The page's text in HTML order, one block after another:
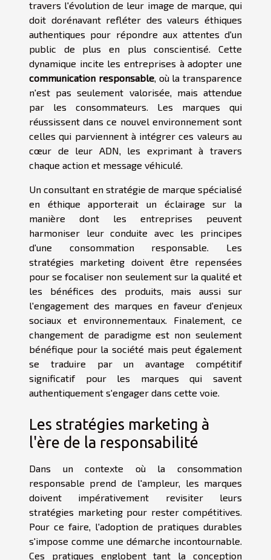
travers l'évolution de leur image de marque, qui
doit dorénavant refléter des valeurs éthiques
authentiques pour répondre aux attentes d'un
public de plus en plus conscientisé. Cette
dynamique incite les entreprises à adopter une
communication responsable, où la transparence
n'est pas seulement valorisée, mais attendue
par les consommateurs. Les marques qui
réussissent dans ce nouvel environnement sont
celles qui parviennent à intégrer ces valeurs au
cœur de leur ADN, les exprimant à travers
chaque action et message véhiculé.
Un consultant en stratégie de marque spécialisé
en éthique apporterait un éclairage sur la
manière dont les entreprises peuvent
harmoniser leur conduite avec les principes
d'une consommation responsable. Les
stratégies marketing doivent être repensées
pour se focaliser non seulement sur la qualité et
les bénéfices des produits, mais aussi sur
l'engagement des marques en faveur d'enjeux
sociaux et environnementaux. Finalement, ce
changement de paradigme est non seulement
bénéfique pour la société mais peut également
se traduire par un avantage compétitif
significatif pour les marques qui savent
authentiquement s'engager dans cette voie.
Les stratégies marketing à
l'ère de la responsabilité
Dans un contexte où la consommation
responsable prend de l'ampleur, les marques
doivent impérativement revisiter leurs
stratégies marketing pour rester compétitives.
Pour ce faire, l'adoption de pratiques durables
s'impose comme une démarche incontournable.
Ces pratiques englobent tant la conception